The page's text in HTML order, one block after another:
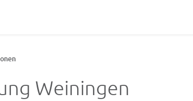
(ausgewählt)
Weiningen